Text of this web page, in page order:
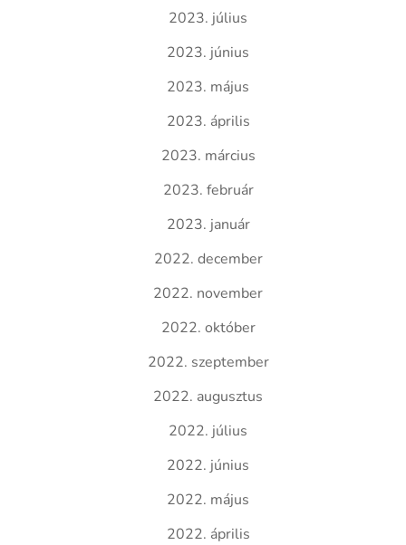
2023. július
2023. június
2023. május
2023. április
2023. március
2023. február
2023. január
2022. december
2022. november
2022. október
2022. szeptember
2022. augusztus
2022. július
2022. június
2022. május
2022. április